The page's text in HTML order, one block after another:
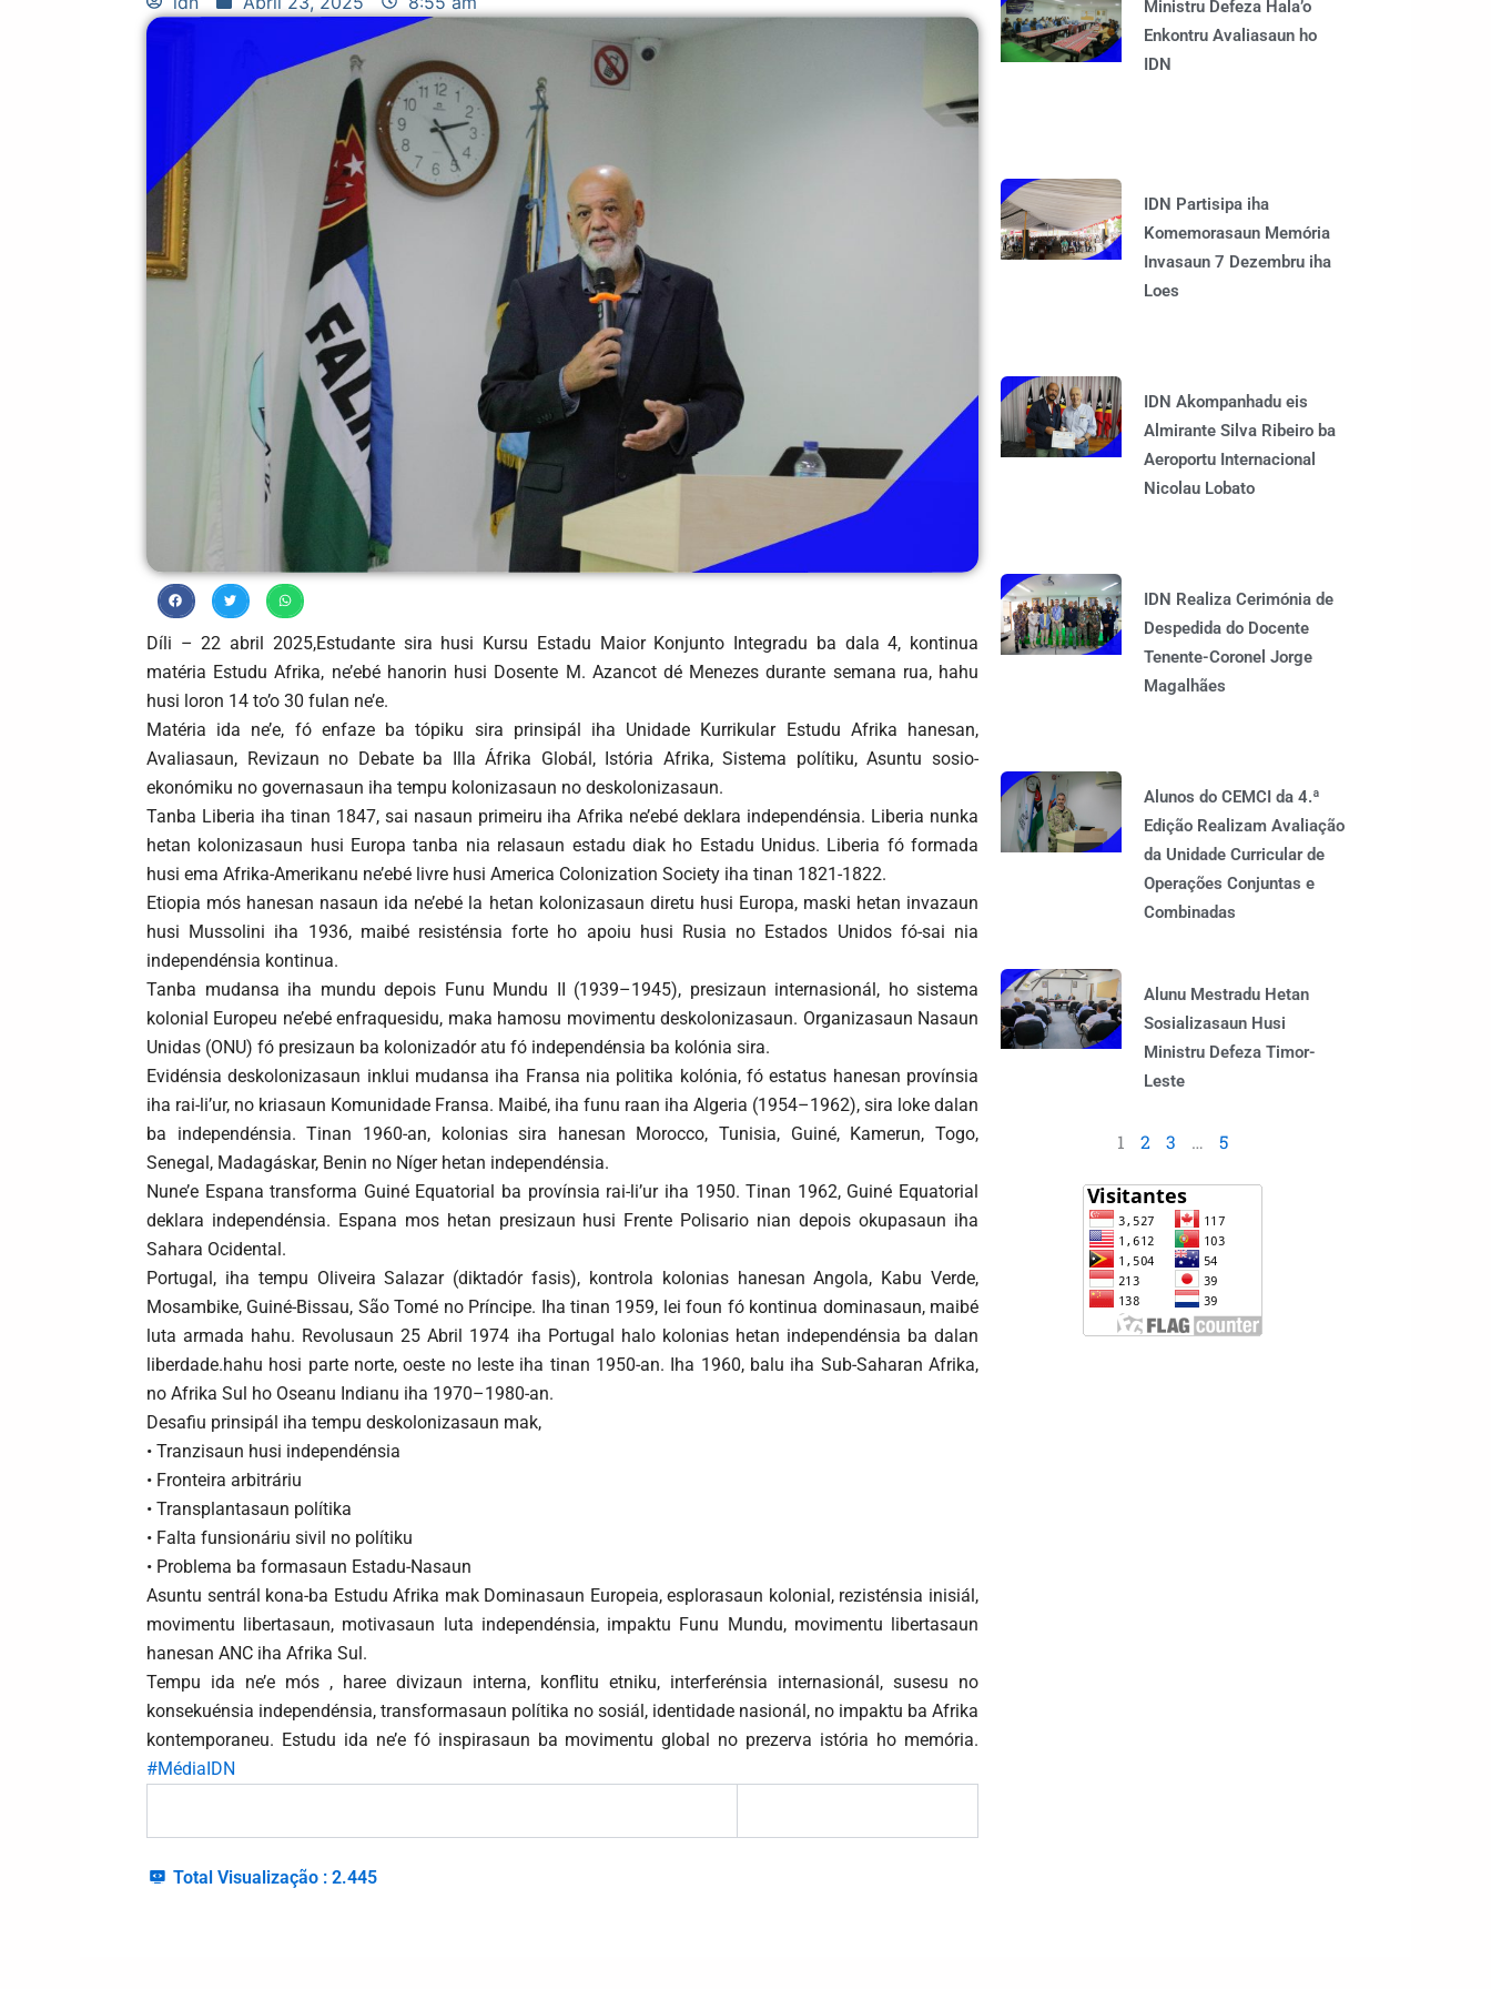
Díli – 22 abril 2025,Estudante sira husi Kursu Estadu Maior Konjunto Integradu ba dala 4, kontinua
matéria Estudu Afrika, ne’ebé hanorin husi Dosente M. Azancot dé Menezes durante semana rua, hahu
husi loron 14 to’o 30 fulan ne’e.
Matéria ida ne’e, fó enfaze ba tópiku sira prinsipál iha Unidade Kurrikular Estudu Afrika hanesan,
Avaliasaun, Revizaun no Debate ba Illa Áfrika Globál, Istória Afrika, Sistema polítiku, Asuntu sosio-
ekonómiku no governasaun iha tempu kolonizasaun no deskolonizasaun.
Tanba Liberia iha tinan 1847, sai nasaun primeiru iha Afrika ne’ebé deklara independénsia. Liberia nunka
hetan kolonizasaun husi Europa tanba nia relasaun estadu diak ho Estadu Unidus. Liberia fó formada
husi ema Afrika-Amerikanu ne’ebé livre husi America Colonization Society iha tinan 1821-1822.
Etiopia mós hanesan nasaun ida ne’ebé la hetan kolonizasaun diretu husi Europa, maski hetan invazaun
husi Mussolini iha 1936, maibé resisténsia forte ho apoiu husi Rusia no Estados Unidos fó-sai nia
independénsia kontinua.
Tanba mudansa iha mundu depois Funu Mundu II (1939–1945), presizaun internasionál, ho sistema
kolonial Europeu ne’ebé enfraquesidu, maka hamosu movimentu deskolonizasaun. Organizasaun Nasaun
Unidas (ONU) fó presizaun ba kolonizadór atu fó independénsia ba kolónia sira.
Evidénsia deskolonizasaun inklui mudansa iha Fransa nia politika kolónia, fó estatus hanesan provínsia
iha rai-li’ur, no kriasaun Komunidade Fransa. Maibé, iha funu raan iha Algeria (1954–1962), sira loke dalan
ba independénsia. Tinan 1960-an, kolonias sira hanesan Morocco, Tunisia, Guiné, Kamerun, Togo,
Senegal, Madagáskar, Benin no Níger hetan independénsia.
Nune’e Espana transforma Guiné Equatorial ba provínsia rai-li’ur iha 1950. Tinan 1962, Guiné Equatorial
deklara independénsia. Espana mos hetan presizaun husi Frente Polisario nian depois okupasaun iha
Sahara Ocidental.
Portugal, iha tempu Oliveira Salazar (diktadór fasis), kontrola kolonias hanesan Angola, Kabu Verde,
Mosambike, Guiné-Bissau, São Tomé no Príncipe. Iha tinan 1959, lei foun fó kontinua dominasaun, maibé
luta armada hahu. Revolusaun 25 Abril 1974 iha Portugal halo kolonias hetan independénsia ba dalan
liberdade.hahu hosi parte norte, oeste no leste iha tinan 1950-an. Iha 1960, balu iha Sub-Saharan Afrika,
no Afrika Sul ho Oseanu Indianu iha 1970–1980-an.
Desafiu prinsipál iha tempu deskolonizasaun mak,
• Tranzisaun husi independénsia
• Fronteira arbitráriu
• Transplantasaun polítika
• Falta funsionáriu sivil no polítiku
• Problema ba formasaun Estadu-Nasaun
Asuntu sentrál kona-ba Estudu Afrika mak Dominasaun Europeia, esplorasaun kolonial, rezisténsia inisiál,
movimentu libertasaun, motivasaun luta independénsia, impaktu Funu Mundu, movimentu libertasaun
hanesan ANC iha Afrika Sul.
Tempu ida ne’e mós , haree divizaun interna, konflitu etniku, interferénsia internasionál, susesu no
konsekuénsia independénsia, transformasaun polítika no sosiál, identidade nasionál, no impaktu ba Afrika
kontemporaneu. Estudu ida ne’e fó inspirasaun ba movimentu global no prezerva istória ho memória.
#MédiaIDN
Total Visualização : 2.445
Ministru Defeza Hala’o
Enkontru Avaliasaun ho
IDN
IDN Partisipa iha
Komemorasaun Memória
Invasaun 7 Dezembru iha
Loes
IDN Akompanhadu eis
Almirante Silva Ribeiro ba
Aeroportu Internacional
Nicolau Lobato
IDN Realiza Cerimónia de
Despedida do Docente
Tenente-Coronel Jorge
Magalhães
Alunos do CEMCI da 4.ª
Edição Realizam Avaliação
da Unidade Curricular de
Operações Conjuntas e
Combinadas
Alunu Mestradu Hetan
Sosializasaun Husi
Ministru Defeza Timor-
Leste
1 2 3 … 5